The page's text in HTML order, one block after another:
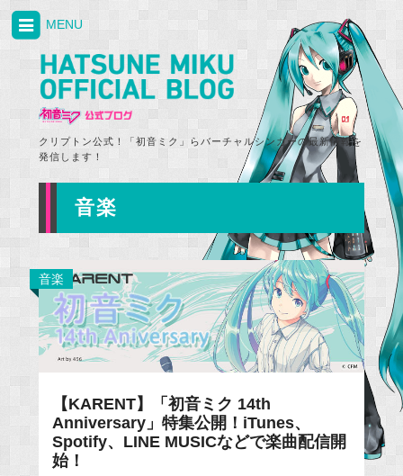
クリプトン公式！「初音ミク」らバーチャルシンガーの最新情報を
発信します！
MENU
音楽
音楽
【KARENT】「初音ミク 14th
Anniversary」特集公開！iTunes、
Spotify、LINE MUSICなどで楽曲配信開
始！